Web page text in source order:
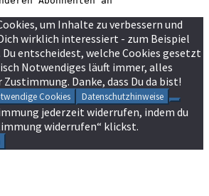
um Inhalte zu verbessern und
wirklich interessiert - zum Beispiel
entscheidest, welche Cookies gesetzt
Notwendiges läuft immer, alles
Danke, dass Du da bist!
Cookies Datenschutzhinweise
jederzeit widerrufen, indem du
widerrufen“ klickst.